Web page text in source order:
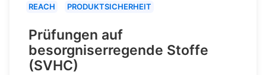
REACH PRODUKTSICHERHEIT
Prüfungen auf
besorgniserregende Stoffe
(SVHC)